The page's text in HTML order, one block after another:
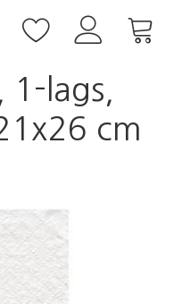
1-lags,
cm